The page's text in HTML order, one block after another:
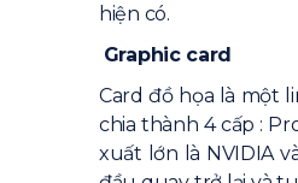
hiện có.
Graphic card
Card đồ họa là một
chia thành 4 cấp :
xuất lớn là NVIDIA